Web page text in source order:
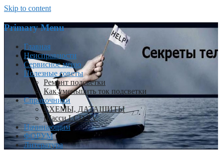
Skip to content
Primary Menu
Главная
Неисправности
Сервисное меню
Полезные советы
Ремонт подсветки
Как уменьшить ток подсветки
Справочники
СХЕМЫ, ДАТАШИТЫ
Шасси LCD TV
Начинающим
ФОРУМ
Литература